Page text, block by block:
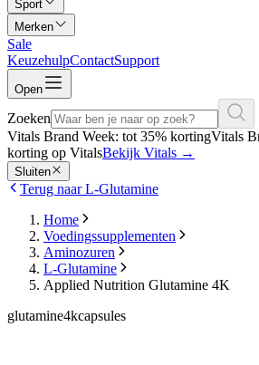
Sport
Merken
Sale
KeuzehulpContactSupport
Open
Zoeken
Vitals Brand Week: tot 35% kortingVitals
korting op VitalsBekijk Vitals →
Sluiten
Terug naar L-Glutamine
Home
Voedingssupplementen
Aminozuren
L-Glutamine
Applied Nutrition Glutamine 4K
glutamine4kcapsules